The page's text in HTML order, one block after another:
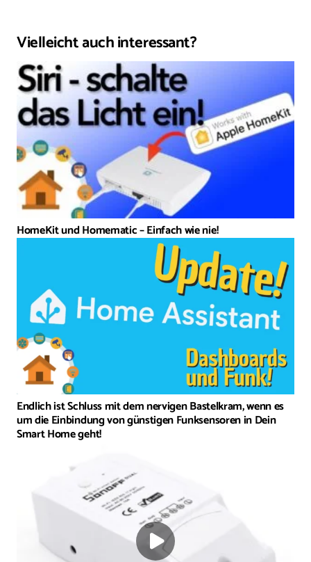
Vielleicht auch interessant?
HomeKit und Homematic – Einfach wie nie!
Endlich ist Schluss mit dem nervigen Bastelkram, wenn es
um die Einbindung von günstigen Funksensoren in Dein
Smart Home geht!